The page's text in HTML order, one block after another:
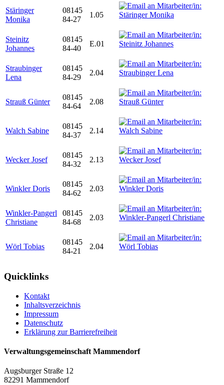
Stäringer
Monika
08145
84-27
1.05
Steinitz
Johannes
08145
84-40
E.01
Straubinger
Lena
08145
84-29
2.04
Strauß Günter
08145
84-64
2.08
Walch Sabine
08145
84-37
2.14
Wecker Josef
08145
84-32
2.13
Winkler Doris
08145
84-62
2.03
Winkler-Pangerl
Christiane
08145
84-68
2.03
Wörl Tobias
08145
84-21
2.04
Quicklinks
Kontakt
Inhaltsverzeichnis
Impressum
Datenschutz
Erklärung zur Barrierefreiheit
Verwaltungsgemeinschaft Mammendorf
Augsburger Straße 12
82291 Mammendorf